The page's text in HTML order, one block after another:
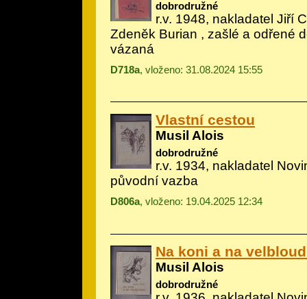
dobrodružné
r.v. 1948, nakladatel Jiří
Zdeněk Burian , zašlé a odřené
vázaná
D718a, vloženo: 31.08.2024 15:55
Vlastní cestou
Musil Alois
dobrodružné
r.v. 1934, nakladatel
původní vazba
D806a, vloženo: 19.04.2025 12:34
Na koni a na
Musil Alois
dobrodružné